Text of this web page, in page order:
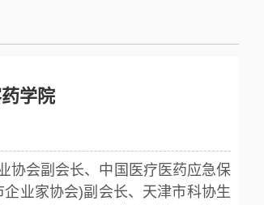
学院
协会副会长、中国医疗医药应急保
业家协会)副会长、天津市科协生